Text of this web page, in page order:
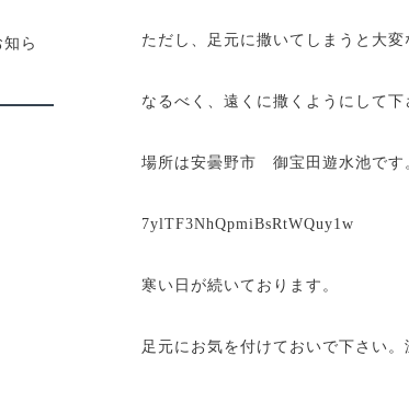
ただし、足元に撒いてしまうと大
なるべく、遠くに撒くようにして下
場所は安曇野市 御宝田遊水池です
7ylTF3NhQpmiBsRtWQuy1w
寒い日が続いております。
足元にお気を付けておいで下さい
ら